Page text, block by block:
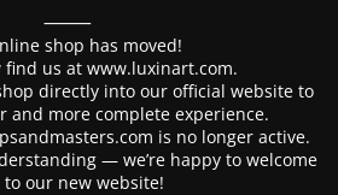
⸻
shop has moved!
find us at www.luxinart.com.
directly into our official website to
and more complete experience.
is no longer active.
— we’re happy to welcome
to our new website!